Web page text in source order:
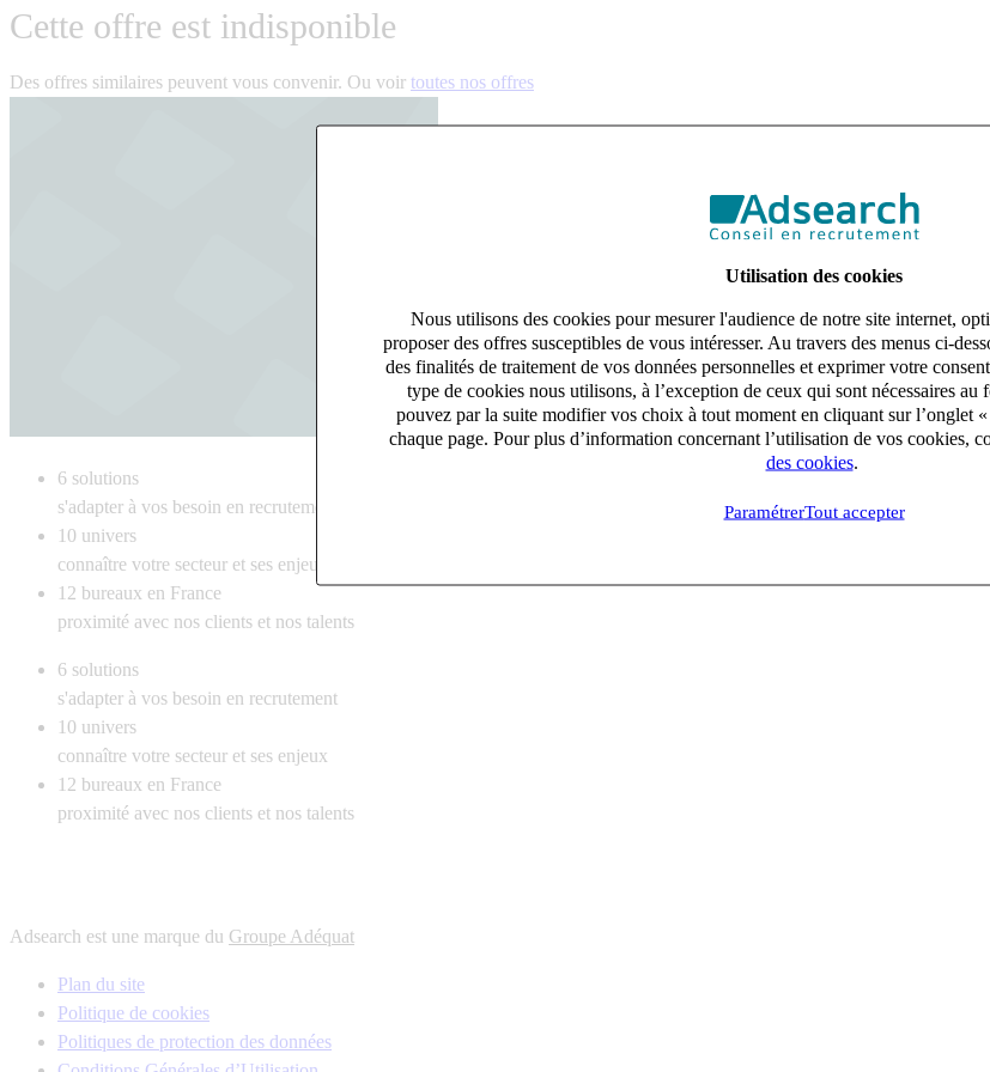
Utilisation des cookies
Nous utilisons des cookies pour mesurer l'audience de notre site internet,
proposer des offres susceptibles de vous intéresser. Au travers des menus ci-
des finalités de traitement de vos données personnelles et exprimer votre
type de cookies nous utilisons, à l’exception de ceux qui sont nécessaires au
pouvez par la suite modifier vos choix à tout moment en cliquant sur l’onglet
chaque page. Pour plus d’information concernant l’utilisation de vos cookies,
des cookies.
ParamétrerTout accepter
Cette offre est indisponible
Des offres similaires peuvent vous convenir. Ou voir toutes nos offres
6 solutions
s'adapter à vos besoin en recrutement
10 univers
connaître votre secteur et ses enjeux
12 bureaux en France
proximité avec nos clients et nos talents
6 solutions
s'adapter à vos besoin en recrutement
10 univers
connaître votre secteur et ses enjeux
12 bureaux en France
proximité avec nos clients et nos talents
Adsearch est une marque du Groupe Adéquat
Plan du site
Politique de cookies
Politiques de protection des données